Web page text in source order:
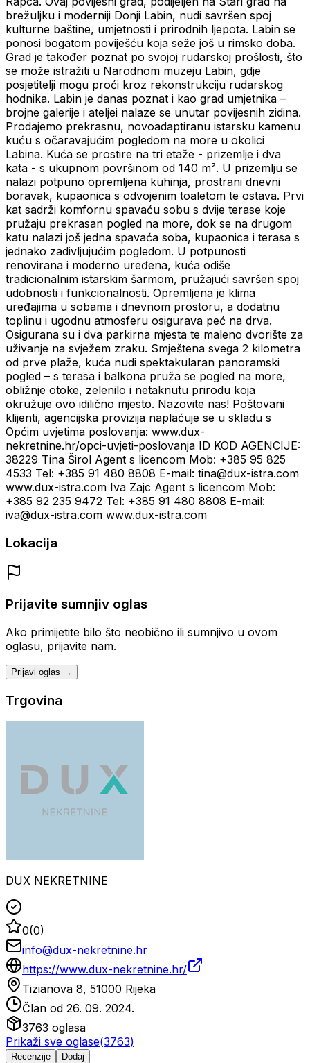
brežuljku i moderniji Donji Labin, nudi savršen spoj
kulturne baštine, umjetnosti i prirodnih ljepota. Labin se
ponosi bogatom poviješću koja seže još u rimsko doba.
Grad je također poznat po svojoj rudarskoj prošlosti, što
se može istražiti u Narodnom muzeju Labin, gdje
posjetitelji mogu proći kroz rekonstrukciju rudarskog
hodnika. Labin je danas poznat i kao grad umjetnika –
brojne galerije i ateljei nalaze se unutar povijesnih zidina.
Prodajemo prekrasnu, novoadaptiranu istarsku kamenu
kuću s očaravajućim pogledom na more u okolici
Labina. Kuća se prostire na tri etaže - prizemlje i dva
kata - s ukupnom površinom od 140 m². U prizemlju se
nalazi potpuno opremljena kuhinja, prostrani dnevni
boravak, kupaonica s odvojenim toaletom te ostava. Prvi
kat sadrži komfornu spavaću sobu s dvije terase koje
pružaju prekrasan pogled na more, dok se na drugom
katu nalazi još jedna spavaća soba, kupaonica i terasa s
jednako zadivljujućim pogledom. U potpunosti
renovirana i moderno uređena, kuća odiše
tradicionalnim istarskim šarmom, pružajući savršen spoj
udobnosti i funkcionalnosti. Opremljena je klima
uređajima u sobama i dnevnom prostoru, a dodatnu
toplinu i ugodnu atmosferu osigurava peć na drva.
Osigurana su i dva parkirna mjesta te maleno dvorište za
uživanje na svježem zraku. Smještena svega 2 kilometra
od prve plaže, kuća nudi spektakularan panoramski
pogled – s terasa i balkona pruža se pogled na more,
obližnje otoke, zelenilo i netaknutu prirodu koja
okružuje ovo idilično mjesto. Nazovite nas! Poštovani
klijenti, agencijska provizija naplaćuje se u skladu s
Općim uvjetima poslovanja: www.dux-
nekretnine.hr/opci-uvjeti-poslovanja ID KOD AGENCIJE:
38229 Tina Širol Agent s licencom Mob: +385 95 825
4533 Tel: +385 91 480 8808 E-mail: tina@dux-istra.com
www.dux-istra.com Iva Zajc Agent s licencom Mob:
+385 92 235 9472 Tel: +385 91 480 8808 E-mail:
iva@dux-istra.com www.dux-istra.com
Lokacija
Prijavite sumnjiv oglas
Ako primijetite bilo što neobično ili sumnjivo u ovom
oglasu, prijavite nam.
Prijavi oglas →
Trgovina
DUX NEKRETNINE
0(0)
info@dux-nekretnine.hr
https://www.dux-nekretnine.hr/
Tizianova 8, 51000 Rijeka
Član od 26. 09. 2024.
3763 oglasa
Prikaži sve oglase(3763)
Recenzije Dodaj